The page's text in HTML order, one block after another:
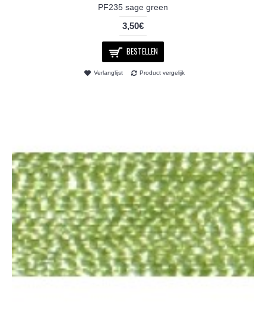
PF235 sage green
3,50€
BESTELLEN
Verlanglijst Product vergelijk